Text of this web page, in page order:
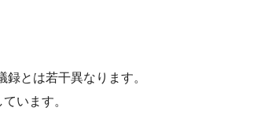
とは若干異なります。
います。